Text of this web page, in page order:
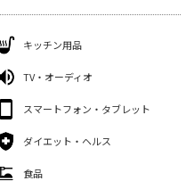
キッチン用品
TV・オーディオ
スマートフォン・タブレット
ダイエット・ヘルス
食品